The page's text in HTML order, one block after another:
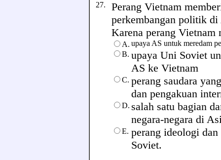
27. Perang Vietnam
perkembangan politik
Karena perang Vietnam
A. upaya AS untuk meredam
B. upaya Uni Soviet
AS ke Vietnam
C. perang saudara
dan pengakuan
D. salah satu bagian
negara-negara di
E. perang ideologi
Soviet.